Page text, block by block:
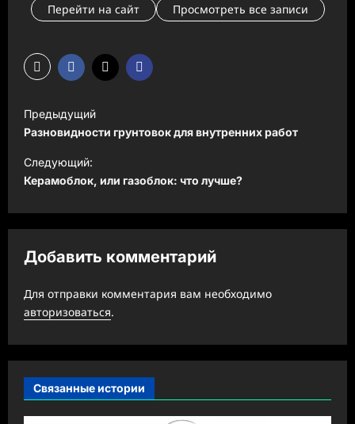
Перейти на сайт Просмотреть все записи
а
в
и
а
ц
я
з
а
п
и
Предыдущий
Разновидности грунтовок для внутренних работ
Следующий:
Керамоблок, или газоблок: что лучше?
Добавить комментарий
Для отправки комментария вам необходимо
авторизоваться.
Связанные истории